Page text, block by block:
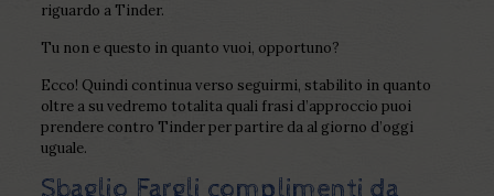
riguardo a Tinder.
Tu non e questo in quanto vuoi, opportuno?
Ecco! Quindi continua verso seguirmi, stabilito in quanto
oltre a su vedremo totalita quali frasi d’approccio puoi
prendere contro Tinder per partire da al giorno d’oggi
uguale.
Sbaglio Fargli complimenti da